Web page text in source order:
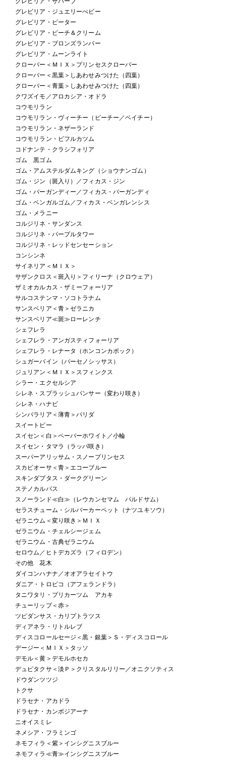
グレビリア・ジュエリーべビー
グレビリア・ピーター
グレビリア・ピーチ＆クリーム
グレビリア・ブロンズランバー
グレビリア・ムーンライト
クローバー＜ＭＩＸ＞プリンセスクローバー
クローバー＜黒葉＞しあわせみつけた（四葉）
クローバー＜青葉＞しあわせみつけた（四葉）
クワズイモ／アロカシア・オドラ
コウモリラン
コウモリラン・ヴィーチー（ビーチー／ベイチー）
コウモリラン・ネザーランド
コウモリラン・ビフルカツム
コドナンテ・クラシフォリア
ゴム 黒ゴム
ゴム・アムステルダムキング（ショウナンゴム）
ゴム・ジン（斑入り）／フィカス・ジン
ゴム・バーガンディー／フィカス・バーガンディ
ゴム・ベンガルゴム／フィカス・ベンガレンシス
ゴム・メラニー
コルジリネ・サンダンス
コルジリネ・パープルタワー
コルジリネ・レッドセンセーション
コンシンネ
サイネリア＜ＭＩＸ＞
サザンクロス＜斑入り＞フィリーナ（クロウェア）
ザミオカルカス・ザミーフォーリア
サルコステンマ・ソコトラナム
サンスベリア＜青＞ゼラニカ
サンスベリア≪斑≫ローレンチ
シェフレラ
シェフレラ・アンガスティフォーリア
シェフレラ・レナータ（ホンコンカポック）
シュガーバイン（パーセノシッサス）
ジュリアン＜ＭＩＸ＞スフィンクス
シラー・エクセルシア
シレネ・スプラッシュパンサー（変わり咲き）
シレネ・ハナビ
シンバラリア＜薄青＞パリダ
スイートピー
スイセン＜白＞ペーパーホワイト／小輪
スイセン・タマラ（ラッパ咲き）
スーパーアリッサム・スノープリンセス
スカビオーサ＜青＞エコーブルー
スキンダプタス・ダークグリーン
ステノカルパス
スノーランド≪白≫（レウカンセマム パルドサム）
セラスチューム・シルバーカーペット（ナツユキソウ）
ゼラニウム＜変り咲き＞ＭＩＸ
ゼラニウム・チェルシージェム
ゼラニウム・古典ゼラニウム
セロウム／ヒトデカズラ（フィロデン）
その他 花木
ダイコンハナナ／オオアラセイトウ
ダニア・トロピコ（アフェランドラ）
タニワタリ・プリカーツム アカキ
チューリップ＜赤＞
ツピダンサス・カリプトラツス
ディアネラ・リトルレブ
ディスコロールセージ＜黒・銀葉＞Ｓ・ディスコロール
デージー＜ＭＩＸ＞タッソ
デモル＜黄＞デモルホセカ
デュピタクサ＜淡Ｐ＞クリスタルリリー／オニクソティス
ドウダンツツジ
トクサ
ドラセナ・アカドラ
ドラセナ・カンボジアーナ
ニオイスミレ
ネメシア・フラミンゴ
ネモフィラ＜紫＞インシグニスブルー
ネモフィラ≪青≫インシグニスブルー